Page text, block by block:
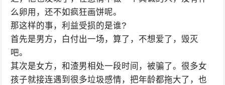
么卵用，还不如疯狂画饼呢。
那这样的事，利益受损的是谁?
首先是男方，白付出一场，算了，不想爱了，毁灭
吧。
其次是女方，和渣男相处一段时间，被骗了。很多女
孩子就接连遇到很多垃圾感情，把年龄都拖大了，也